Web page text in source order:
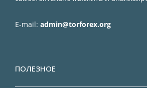
E-mail: admin@torforex.org
ПОЛЕЗНОЕ